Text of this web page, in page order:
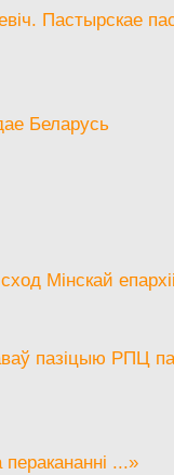
Пастырскае
Беларусь
Мінскай
пазіцыю РПЦ
...»